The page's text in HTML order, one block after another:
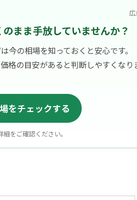
まま手放していませんか？
今の相場を知っておくと安心です。
格の目安があると判断しやすくなり
をチェックする
をご確認ください。